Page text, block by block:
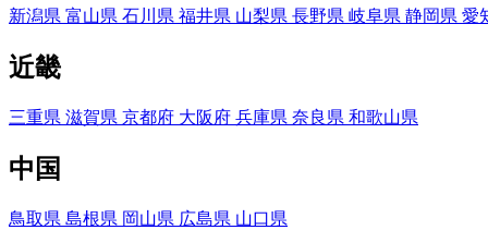
新潟県 富山県 石川県 福井県 山梨県 長野県 岐阜県 静岡県 愛
近畿
三重県 滋賀県 京都府 大阪府 兵庫県 奈良県 和歌山県
中国
鳥取県 島根県 岡山県 広島県 山口県